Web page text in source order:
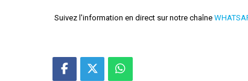
Suivez l'information en direct sur notre chaîne